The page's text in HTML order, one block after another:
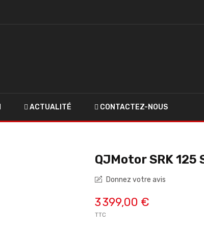
ACTUALITÉ CONTACTEZ-NOUS
QJMotor SRK 125
Donnez votre avis
3 399,00 €
TTC